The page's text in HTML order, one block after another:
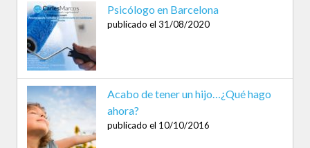
Psicólogo en Barcelona
publicado el 31/08/2020
Acabo de tener un hijo…¿Qué hago
ahora?
publicado el 10/10/2016